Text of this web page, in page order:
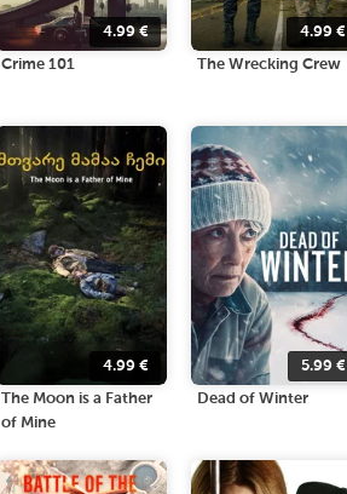
4.99 €
Crime 101
4.99€
The Wrecking Crew
4.99 €
The Moon is a Father
of Mine
5.99€
Dead of Winter